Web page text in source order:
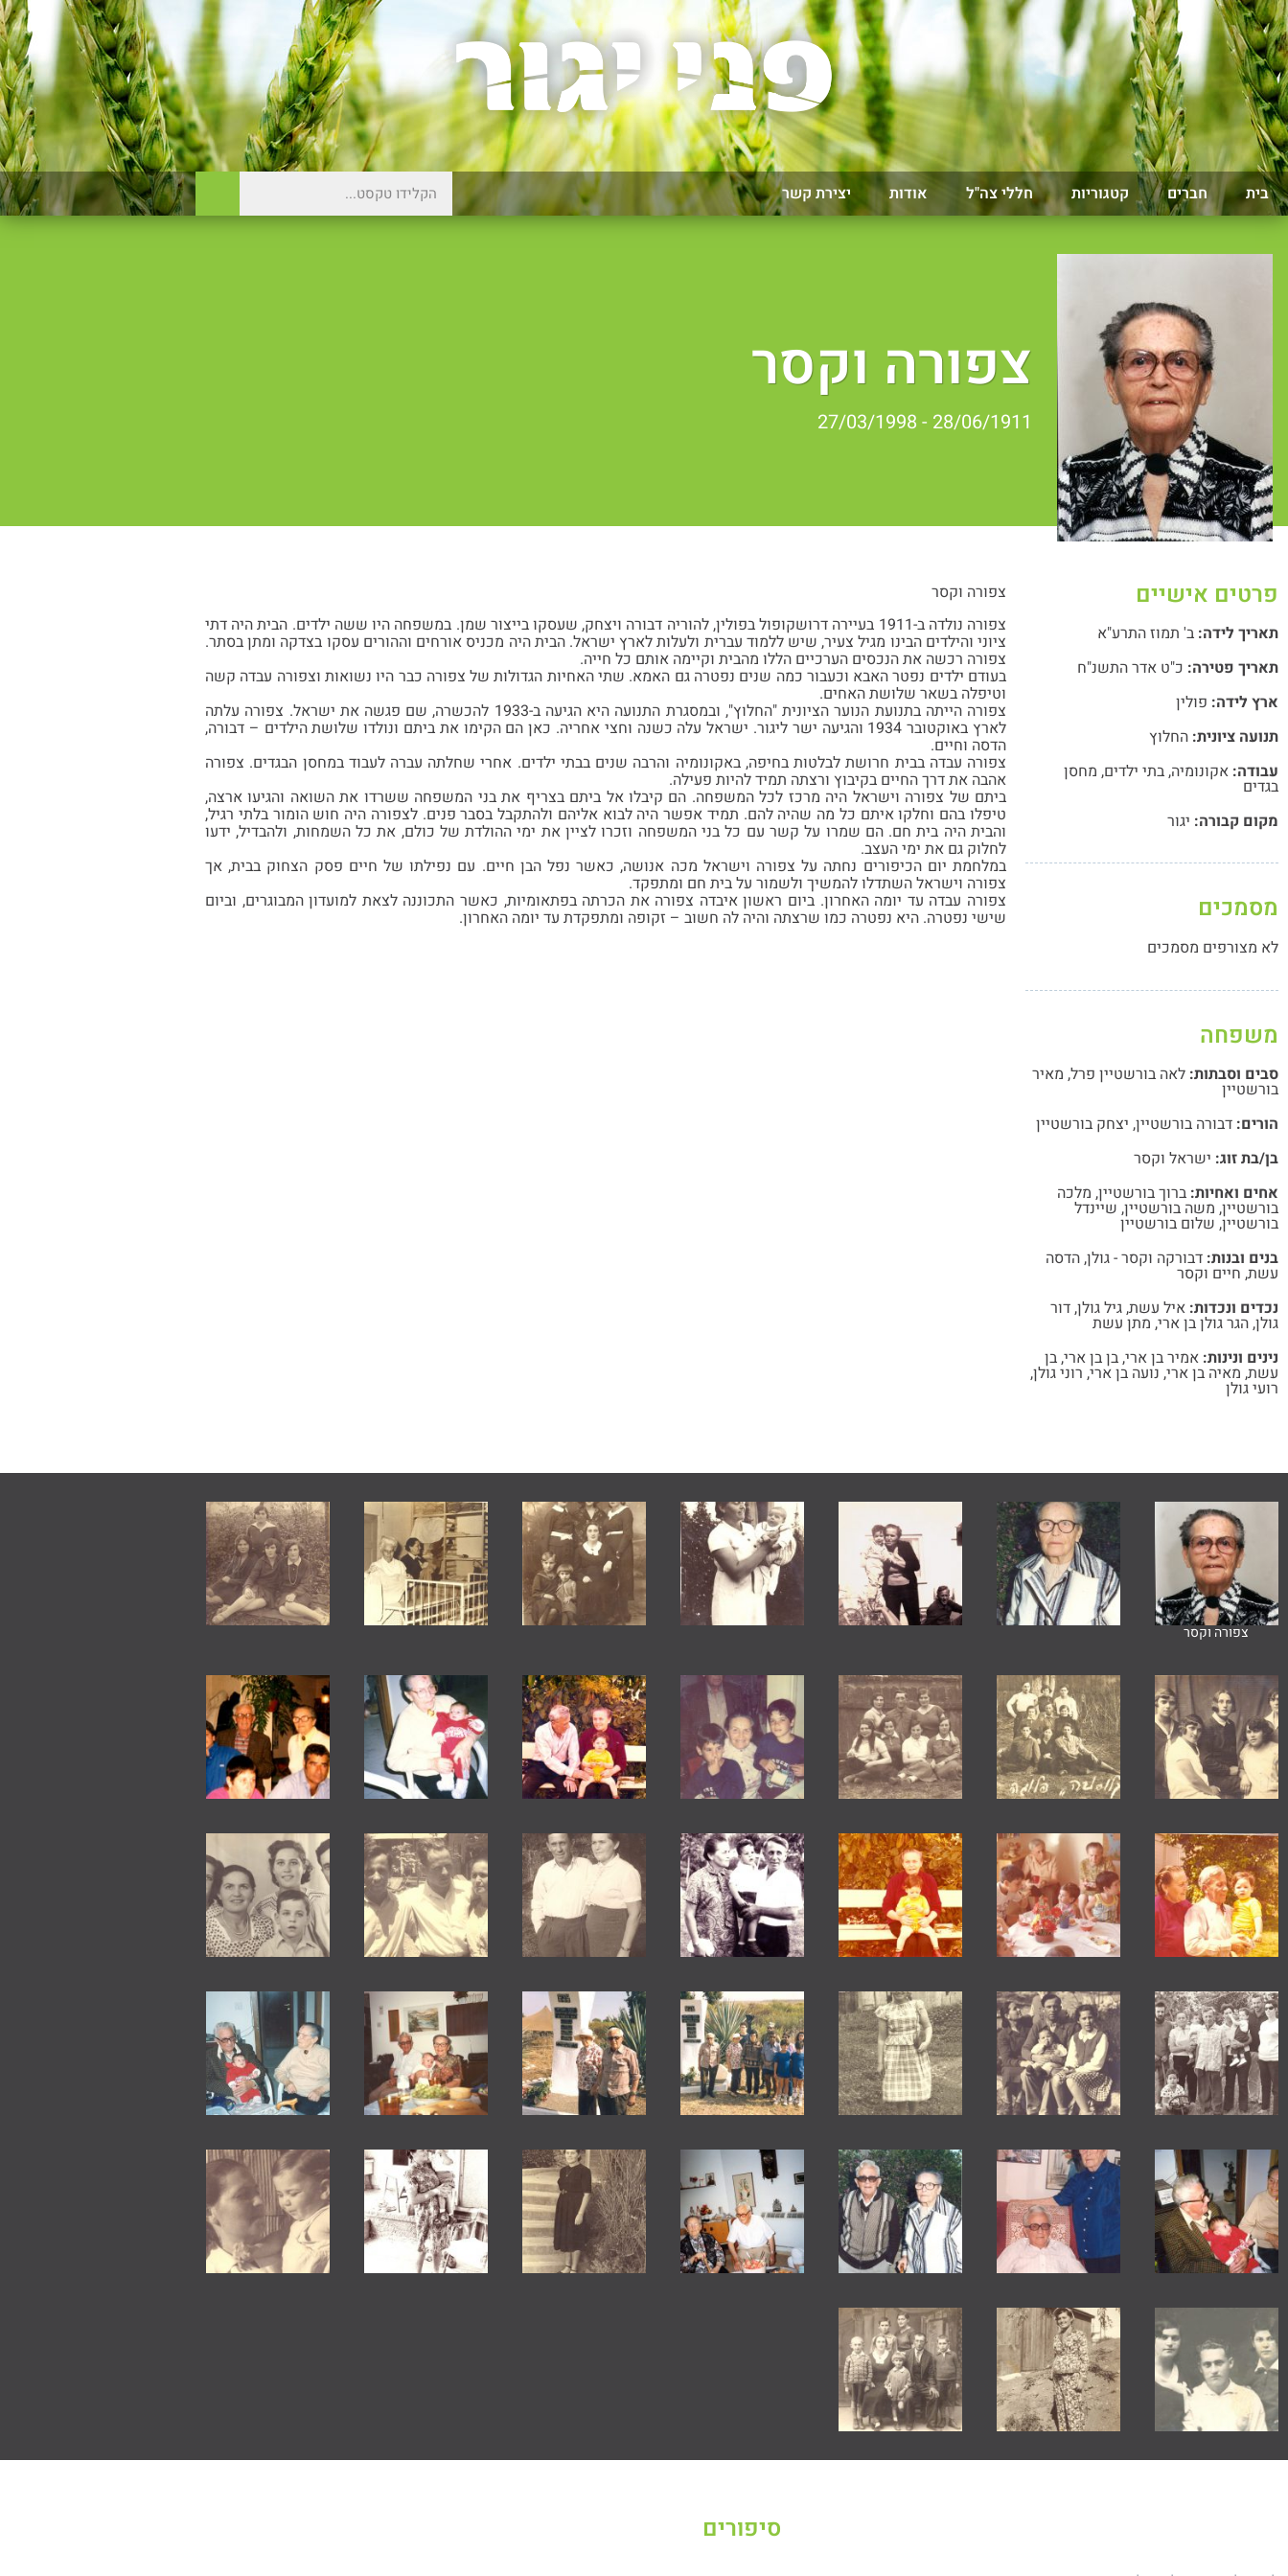
בית חברים קטגוריות חללי צה"ל אודות יצירת קשר
צפורה וקסר
28/06/1911 - 27/03/1998
פרטים אישיים
תאריך לידה: ב' תמוז התרע"א
תאריך פטירה: כ"ט אדר התשנ"ח
ארץ לידה: פולין
תנועה ציונית: החלוץ
עבודה: אקונומיה,בתי ילדים, מחסן
בגדים
מקום קבורה: יגור
מסמכים
לא מצורפים מסמכים
משפחה
סבים וסבתות: לאה בורשטיין פרל, מאיר
בורשטיין
הורים: דבורה בורשטיין, יצחק בורשטיין
בן/בת זוג: ישראל וקסר
אחים ואחיות: ברוך בורשטיין, מלכה
בורשטיין, משה בורשטיין, שיינדל
בורשטיין, שלום בורשטיין
בנים ובנות: דבורקה וקסר - גולן,הדסה
עשת, חיים וקסר
נכדים ונכדות: איל עשת,גיל גולן,דור
גולן,הגר גולן בן ארי, מתן עשת
נינים ונינות: אמיר בן ארי,בן בן ארי,בן
עשת, מאיה בן ארי, נועה בן ארי, רוני גולן,
רועי גולן
צפורה וקסר
צפורה נולדה ב-1911 בעיירה דרושקופול בפולין, להוריה דבורה ויצחק, שעסקו בייצור שמן. במשפחה היו ששה ילדים. הבית היה דתי
ציוני והילדים הבינו מגיל צעיר, שיש ללמוד עברית ולעלות לארץ ישראל. הבית היה מכניס אורחים וההורים עסקו בצדקה ומתן בסתר.
צפורה רכשה את הנכסים הערכיים הללו מהבית וקיימה אותם כל חייה.
בעודם ילדים נפטר האבא וכעבור כמה שנים נפטרה גם האמא. שתי האחיות הגדולות של צפורה כבר היו נשואות וצפורה עבדה קשה
וטיפלה בשאר שלושת האחים.
צפורה הייתה בתנועת הנוער הציונית "החלוץ", ובמסגרת התנועה היא הגיעה ב-1933 להכשרה, שם פגשה את ישראל. צפורה עלתה
לארץ באוקטובר 1934 והגיעה ישר ליגור. ישראל עלה כשנה וחצי אחריה. כאן הם הקימו את ביתם ונולדו שלושת הילדים – דבורה,
הדסה וחיים.
צפורה עבדה בבית חרושת לבלטות בחיפה, באקונומיה והרבה שנים בבתי ילדים. אחרי שחלתה עברה לעבוד במחסן הבגדים. צפורה
אהבה את דרך החיים בקיבוץ ורצתה תמיד להיות פעילה.
ביתם של צפורה וישראל היה מרכז לכל המשפחה. הם קיבלו אל ביתם בצריף את בני המשפחה ששרדו את השואה והגיעו ארצה,
טיפלו בהם וחלקו איתם כל מה שהיה להם. תמיד אפשר היה לבוא אליהם ולהתקבל בסבר פנים. לצפורה היה חוש הומור בלתי רגיל,
והבית היה בית חם. הם שמרו על קשר עם כל בני המשפחה וזכרו לציין את ימי ההולדת של כולם, את כל השמחות, ולהבדיל, ידעו
לחלוק גם את ימי העצב.
במלחמת יום הכיפורים נחתה על צפורה וישראל מכה אנושה, כאשר נפל הבן חיים. עם נפילתו של חיים פסק הצחוק בבית, אך
צפורה וישראל השתדלו להמשיך ולשמור על בית חם ומתפקד.
צפורה עבדה עד יומה האחרון. ביום ראשון איבדה צפורה את הכרתה בפתאומיות, כאשר התכוננה לצאת למועדון המבוגרים, וביום
שישי נפטרה. היא נפטרה כמו שרצתה והיה לה חשוב – זקופה ומתפקדת עד יומה האחרון.
צפורה וקסר
סיפורים